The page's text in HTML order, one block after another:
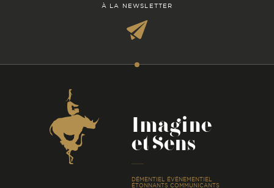
À LA NEWSLETTER
Coordonnées
Imagine
et Sens
DÉMENTIEL ÉVÉNEMENTIEL
ÉTONNANTS COMMUNICANTS